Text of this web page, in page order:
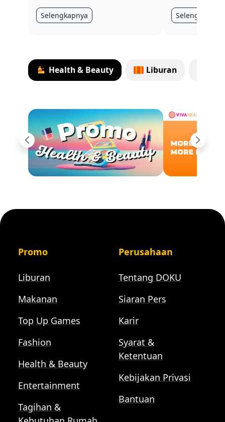
Selengkapnya Selengkapnya
Health & Beauty Liburan
Previous Next
Promo
Liburan
Makanan
Top Up Games
Fashion
Health & Beauty
Entertainment
Tagihan &
Perusahaan
Tentang DOKU
Siaran Pers
Karir
Syarat &
Ketentuan
Kebijakan Privasi
Bantuan